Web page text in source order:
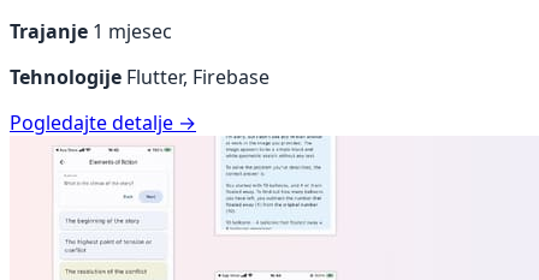
Trajanje 1 mjesec
Tehnologije Flutter, Firebase
Pogledajte detalje →